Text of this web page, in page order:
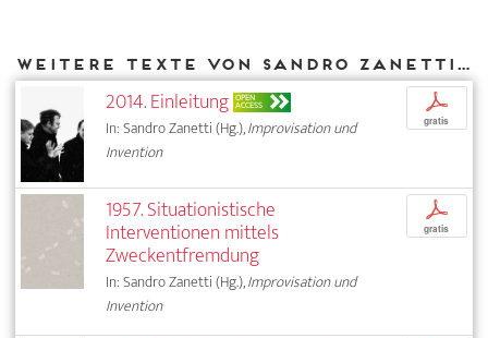
Weitere Texte von Sandro Zanetti bei DIAPHANES
2014. Einleitung OPEN
ACCESS
In: Sandro Zanetti (Hg.),Improvisation und
Invention
p
gratis
1957. Situationistische
Interventionen mittels
Zweckentfremdung
In: Sandro Zanetti (Hg.),Improvisation und
Invention
p
gratis